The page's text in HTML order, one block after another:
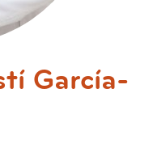
García-